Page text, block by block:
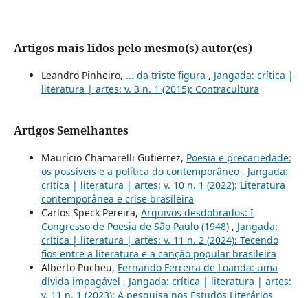
Artigos mais lidos pelo mesmo(s) autor(es)
Leandro Pinheiro, ... da triste figura , Jangada: crítica |
literatura | artes: v. 3 n. 1 (2015): Contracultura
Artigos Semelhantes
Maurício Chamarelli Gutierrez, Poesia e precariedade:
os possíveis e a política do contemporâneo , Jangada:
crítica | literatura | artes: v. 10 n. 1 (2022): Literatura
contemporânea e crise brasileira
Carlos Speck Pereira, Arquivos desdobrados: I
Congresso de Poesia de São Paulo (1948) , Jangada:
crítica | literatura | artes: v. 11 n. 2 (2024): Tecendo
fios entre a literatura e a canção popular brasileira
Alberto Pucheu, Fernando Ferreira de Loanda: uma
dívida impagável , Jangada: crítica | literatura | artes:
v. 11 n. 1 (2023): A pesquisa nos Estudos Literários